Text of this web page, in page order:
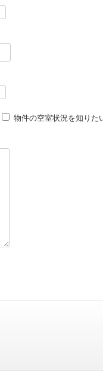
物件の空室状況を知りた